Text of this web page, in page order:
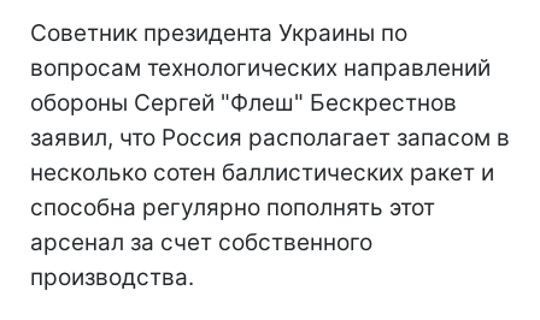
Советник президента Украины по
вопросам технологических направлений
обороны Сергей "Флеш" Бескрестнов
заявил, что Россия располагает запасом в
несколько сотен баллистических ракет и
способна регулярно пополнять этот
арсенал за счет собственного
производства.